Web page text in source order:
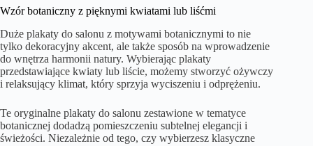
Wzór botaniczny z pięknymi kwiatami lub liśćmi
Duże plakaty do salonu z motywami botanicznymi to nie
tylko dekoracyjny akcent, ale także sposób na wprowadzenie
do wnętrza harmonii natury. Wybierając plakaty
przedstawiające kwiaty lub liście, możemy stworzyć ożywczy
i relaksujący klimat, który sprzyja wyciszeniu i odprężeniu.
Te oryginalne plakaty do salonu zestawione w tematyce
botanicznej dodadzą pomieszczeniu subtelnej elegancji i
świeżości. Niezależnie od tego, czy wybierzesz klasyczne